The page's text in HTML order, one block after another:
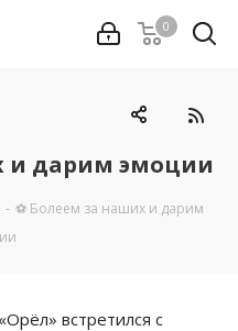
0
и дарим эмоции
- ⚽ Болеем за наших и дарим
встретился с